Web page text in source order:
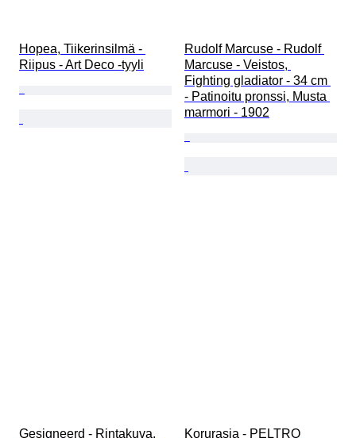
Hopea, Tiikerinsilmä -
Riipus - Art Deco -tyyli
Rudolf Marcuse - Rudolf
Marcuse - Veistos,
Fighting gladiator - 34 cm
- Patinoitu pronssi, Musta
marmori - 1902
Gesigneerd - Rintakuva,
Korurasia - PELTRO